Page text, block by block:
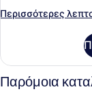
Περισσότερες
Περισσότερες
Τρίκλινο
Δωμάτιο
Παρόμοια